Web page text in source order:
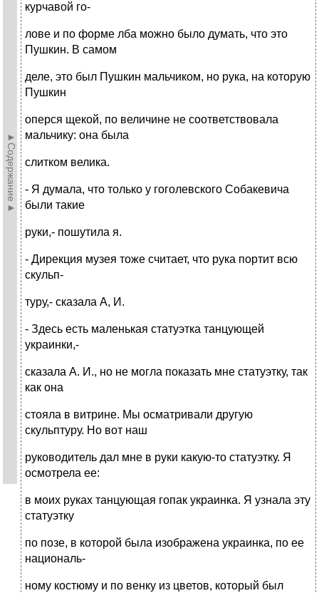
►Содержание►
курчавой го-
лове и по форме лба можно было думать, что это
Пушкин. В самом
деле, это был Пушкин мальчиком, но рука, на которую
Пушкин
оперся щекой, по величине не соответствовала
мальчику: она была
слитком велика.
- Я думала, что только у гоголевского Собакевича
были такие
руки,- пошутила я.
- Дирекция музея тоже считает, что рука портит всю
скульп-
туру,- сказала А, И.
- Здесь есть маленькая статуэтка танцующей
украинки,-
сказала А. И., но не могла показать мне статуэтку, так
как она
стояла в витрине. Мы осматривали другую
скульптуру. Но вот наш
руководитель дал мне в руки какую-то статуэтку. Я
осмотрела ее:
в моих руках танцующая гопак украинка. Я узнала эту
статуэтку
по позе, в которой была изображена украинка, по ее
националь-
ному костюму и по венку из цветов, который был